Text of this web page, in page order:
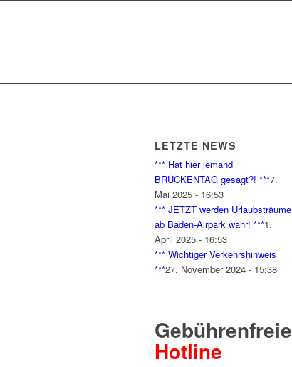
LETZTE NEWS
*** Hat hier jemand
BRÜCKENTAG gesagt?! ***7.
Mai 2025 - 16:53
*** JETZT werden Urlaubsträume
ab Baden-Airpark wahr! ***1.
April 2025 - 16:53
*** Wichtiger Verkehrshinweis
***27. November 2024 - 15:38
Gebührenfreie
Hotline